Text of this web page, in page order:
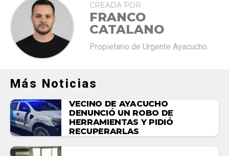
CREADA POR
FRANCO
CATALANO
Propietario de Urgente Ayacucho.
Más Noticias
VECINO DE AYACUCHO
DENUNCIÓ UN ROBO DE
HERRAMIENTAS Y PIDIÓ
RECUPERARLAS